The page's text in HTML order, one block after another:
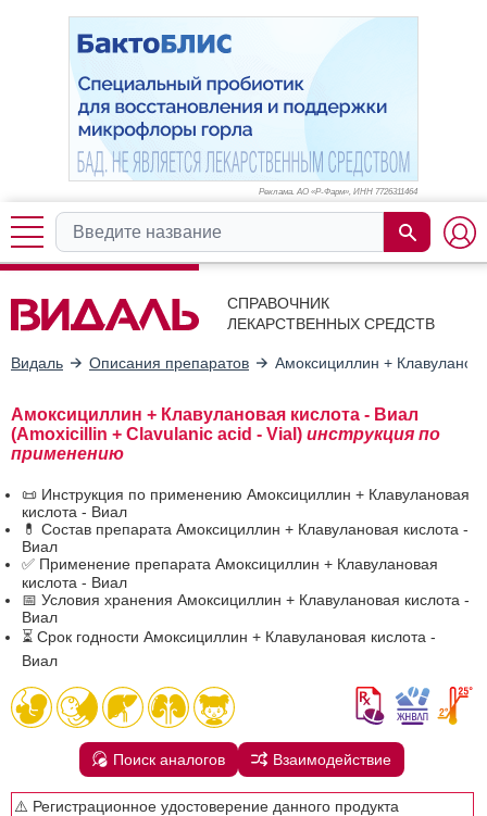
Реклама. АО «Р-Фарм», ИНН 7726311464
СПРАВОЧНИК
ЛЕКАРСТВЕННЫХ СРЕДСТВ
Видаль Описания препаратов Амоксициллин +
Амоксициллин + Клавулановая кислота - Виал
(Amoxicillin + Clavulanic acid - Vial) инструкция по
применению
📜 Инструкция по применению Амоксициллин + Клавулановая
кислота - Виал
💊 Состав препарата Амоксициллин + Клавулановая кислота -
Виал
✅ Применение препарата Амоксициллин + Клавулановая
кислота - Виал
📅 Условия хранения Амоксициллин + Клавулановая кислота -
Виал
⏳ Срок годности Амоксициллин + Клавулановая кислота -
Виал
Поиск аналогов Взаимодействие
⚠️ Регистрационное удостоверение данного продукта